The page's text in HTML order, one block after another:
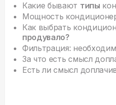
Какие бывают типы
Мощность
Как выбрать
продувало?
Фильтрация:
За что есть смысл
Есть ли смысл